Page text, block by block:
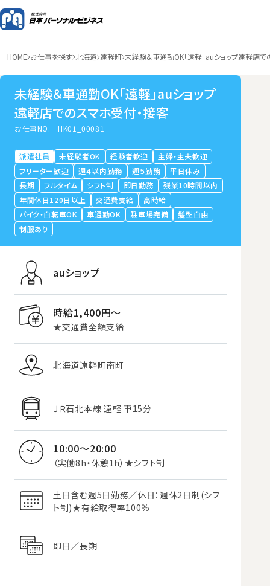
HOME お仕事を探す 北海道 遠軽町 未経験＆車通勤OK「遠軽」auショップ遠軽店で
未経験＆車通勤OK「遠軽」auショップ
遠軽店でのスマホ受付・接客
お仕事NO.HK01_00081
派遣社員 未経験者OK 経験者歓迎
主婦・主夫歓迎
フリーター歓迎
週４以内勤務 週５勤務
平日休み
長期
フルタイム シフト制 即日勤務
残業10時間以内
年間休日120日以上
交通費支給
高時給
バイク・自転車OK
車通勤OK 駐車場完備
髪型自由
制服あり
auショップ
時給1,400円〜
★交通費全額支給
北海道遠軽町南町
ＪＲ石北本線 遠軽 車15分
10:00～20:00
（実働8h・休憩1h）★シフト制
土日含む週5日勤務／休日：週休2日制(シフ
ト制)★有給取得率100％
即日／長期